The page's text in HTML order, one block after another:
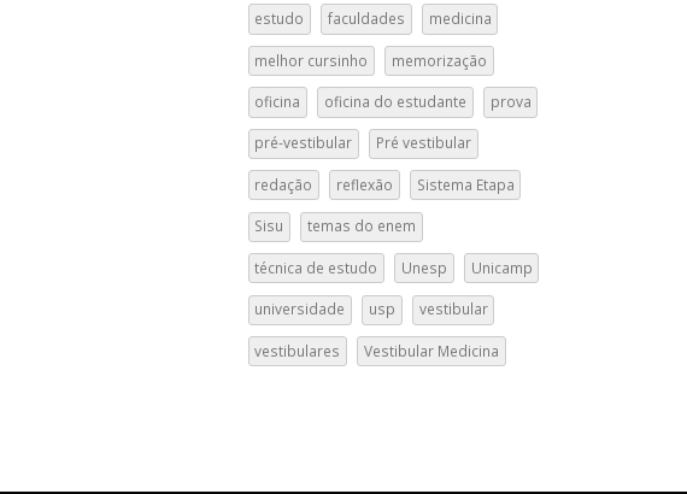
estudo faculdades medicina
melhor cursinho memorização
oficina oficina do estudante prova
pré-vestibular Pré vestibular
redação reflexão Sistema Etapa
Sisu temas do enem
técnica de estudo Unesp Unicamp
universidade usp vestibular
vestibulares Vestibular Medicina